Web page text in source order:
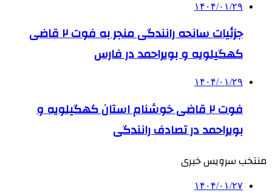
۱۴۰۴/۰۱/۲۹
جزئیات سانحه رانندگی منجر به فوت ۲ قاضی
کهگیلویه و بویراحمد در فارس
۱۴۰۴/۰۱/۲۹
فوت ۲ قاضی خوشنام استان کهگیلویه و
بویراحمد در تصادف رانندگی
منتخب سرویس خبری
۱۴۰۴/۰۱/۲۷